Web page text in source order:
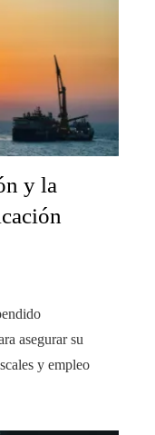
y la
asegurar su
y empleo